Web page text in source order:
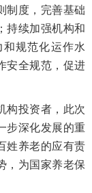
制度，完善基础
持续加强机构和
规范化运作水
安全规范，促进
投资者，此次
步深化发展的重
姓养老的应有责
，为国家养老保